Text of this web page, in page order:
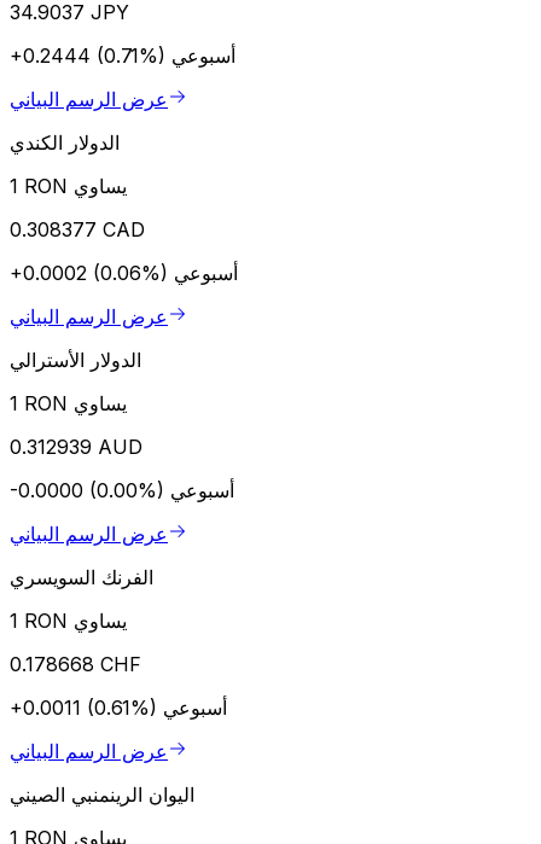
34.9037 JPY
+0.2444 (0.71%) أسبوعي
عرض الرسم البياني
الدولار الكندي
1 RON يساوي
0.308377 CAD
+0.0002 (0.06%) أسبوعي
عرض الرسم البياني
الدولار الأسترالي
1 RON يساوي
0.312939 AUD
-0.0000 (0.00%) أسبوعي
عرض الرسم البياني
الفرنك السويسري
1 RON يساوي
0.178668 CHF
+0.0011 (0.61%) أسبوعي
عرض الرسم البياني
اليوان الرينمنبي الصيني
1 RON يساوي